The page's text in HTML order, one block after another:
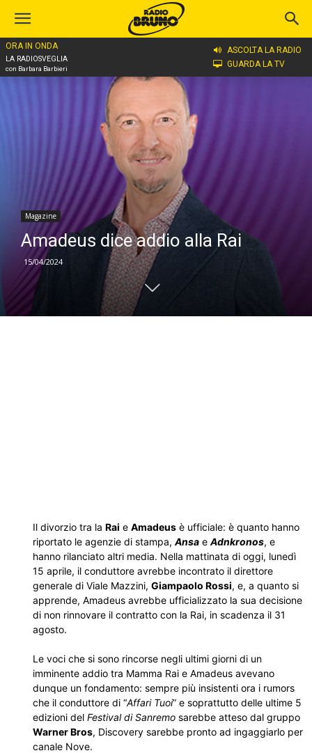
ORA IN ONDA
LA RADIOSVEGLIA
con Barbara Barbieri
ASCOLTA LA RADIO
GUARDA LA TV
Home
Magazine
Amadeus dice addio alla Rai
15/04/2024
Il divorzio tra la Rai e Amadeus è ufficiale: è quanto hanno
riportato le agenzie di stampa, Ansa e Adnkronos, e
hanno rilanciato altri media. Nella mattinata di oggi, lunedì
15 aprile, il conduttore avrebbe incontrato il direttore
generale di Viale Mazzini, Giampaolo Rossi, e, a quanto si
apprende, Amadeus avrebbe ufficializzato la sua decisione
di non rinnovare il contratto con la Rai, in scadenza il 31
agosto.
Le voci che si sono rincorse negli ultimi giorni di un
imminente addio tra Mamma Rai e Amadeus avevano
dunque un fondamento: sempre più insistenti ora i rumors
che il conduttore di “Affari Tuoi” e soprattutto delle ultime 5
edizioni del Festival di Sanremo sarebbe atteso dal gruppo
Warner Bros, Discovery sarebbe pronto ad ingaggiarlo per
canale Nove.